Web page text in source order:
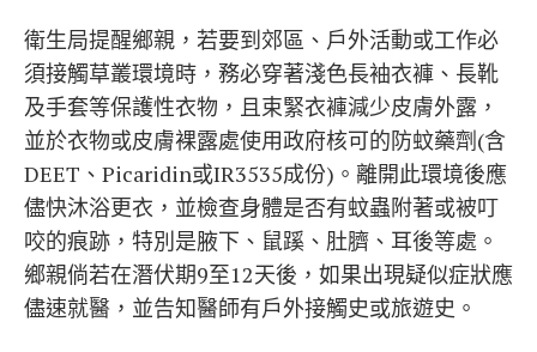
衛生局提醒鄉親，若要到郊區、戶外活動或工作必
須接觸草叢環境時，務必穿著淺色長袖衣褲、長靴
及手套等保護性衣物，且束緊衣褲減少皮膚外露，
並於衣物或皮膚裸露處使用政府核可的防蚊藥劑(含
DEET、Picaridin或IR3535成份)。離開此環境後應
儘快沐浴更衣，並檢查身體是否有蚊蟲附著或被叮
咬的痕跡，特別是腋下、鼠蹊、肚臍、耳後等處。
鄉親倘若在潛伏期9至12天後，如果出現疑似症狀應
儘速就醫，並告知醫師有戶外接觸史或旅遊史。